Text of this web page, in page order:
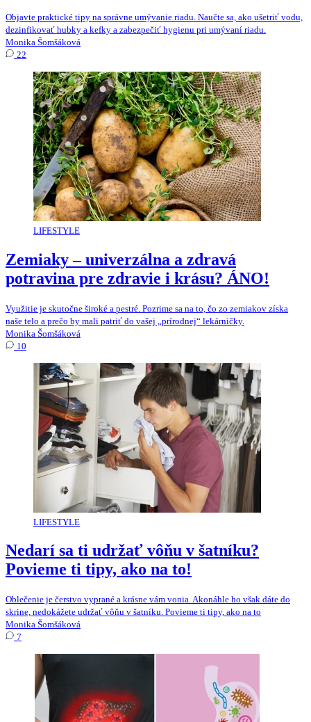
Objavte praktické tipy na správne umývanie riadu. Naučte sa, ako ušetriť vodu,
dezinfikovať hubky a kefky a zabezpečiť hygienu pri umývaní riadu.
Monika Šomšáková
22
LIFESTYLE
Zemiaky – univerzálna a zdravá
potravina pre zdravie i krásu? ÁNO!
Využitie je skutočne široké a pestré. Pozrime sa na to, čo zo zemiakov získa
naše telo a prečo by mali patriť do vašej „prírodnej“ lekárničky.
Monika Šomšáková
10
LIFESTYLE
Nedarí sa ti udržať vôňu v šatníku?
Povieme ti tipy, ako na to!
Oblečenie je čerstvo vyprané a krásne vám vonia. Akonáhle ho však dáte do
skrine, nedokážete udržať vôňu v šatníku. Povieme ti tipy, ako na to
Monika Šomšáková
7